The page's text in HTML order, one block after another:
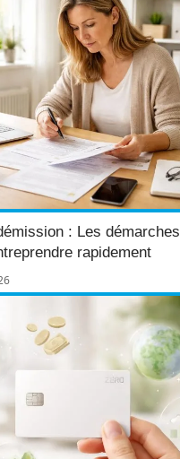
: Les démarches
rapidement